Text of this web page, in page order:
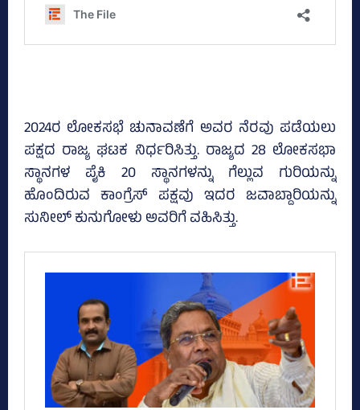
2024ರ ಲೋಕಸಭೆ ಚುನಾವಣೆಗೆ ಅವರ ನೆರವು ಪಡೆಯಲು
ಪಕ್ಷದ ರಾಜ್ಯ ಘಟಕ ನಿರ್ಧರಿಸಿತ್ತು. ರಾಜ್ಯದ 28 ಲೋಕಸಭಾ
ಸ್ಥಾನಗಳ ಪೈಕಿ 20 ಸ್ಥಾನಗಳನ್ನು ಗೆಲ್ಲುವ ಗುರಿಯನ್ನು
ಹೊಂದಿರುವ ಕಾಂಗ್ರೆಸ್‌ ಪಕ್ಷವು ಇದರ ಜವಾಬ್ದಾರಿಯನ್ನು
ಸುನೀಲ್‌ ಕುನುಗೋಳು ಅವರಿಗೆ ವಹಿಸಿತ್ತು.